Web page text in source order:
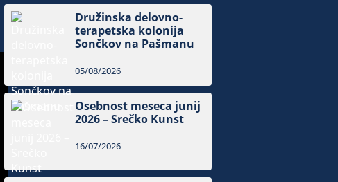
Družinska delovno-
terapetska kolonija
Sončkov na Pašmanu
05/08/2026
Osebnost meseca junij
2026 – Srečko Kunst
16/07/2026